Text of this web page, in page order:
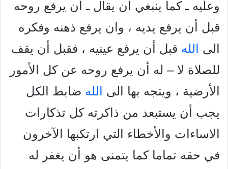
وعليه ـ كما ينبغي أن يقال ـ أن يرفع روحه
قبل أن يرفع يديه ، وان يرفع ذهنه وفكره
الى
الله قبل أن يرفع عينيه ، فقبل أن يقف
للصلاة لا – له أن يرفع روحه عن كل الأمور
الأرضية ، ويتجه بها الى
الله ضابط الكل
يجب أن يستبعد من ذاكرته كل تذكارات
الاساءات والأخطاء التي ارتكبها الآخرون
في حقه تماما كما يتمنى هو أن يغفر له